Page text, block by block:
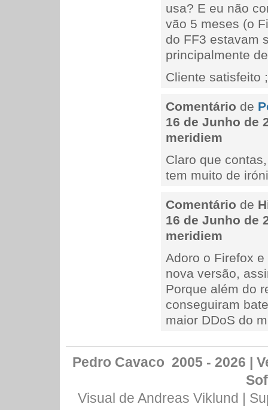
usa? E eu não
vão 5 meses (o
do FF3 estavam
principalmente
Cliente satisfeito
Comentário de
16 de Junho de
meridiem
Claro que
tem muito de
Comentário de
16 de Junho de
meridiem
Adoro o Firefox
nova versão,
Porque além do
conseguiram
maior DDoS do
Pedro Cavaco 2005 - 2026 |
Visual de Andreas Viklund |